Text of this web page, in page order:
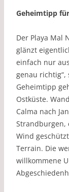
Geheimtipp
Der Playa Mal
glänzt
einfach nur
genau
Geheimtipp
Ostküste.
Calma nach
Strandburgen,
Wind
Terrain. Die
willkommene